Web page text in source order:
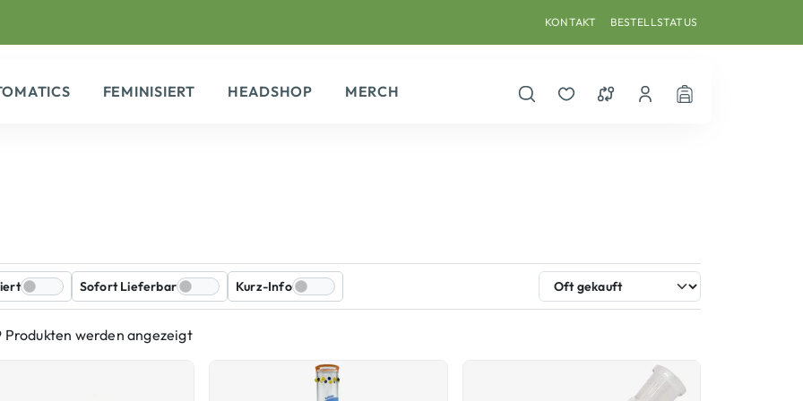
KONTAKT BESTELLSTATUS
FEMINISIERT HEADSHOP
MERCH
Sofort Lieferbar Kurz-Info
Produkten werden angezeigt